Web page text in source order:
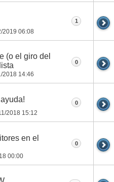
2019 06:08
1
(o el giro del
2018 14:46
0
2018 15:12
0
en el
00:00
0